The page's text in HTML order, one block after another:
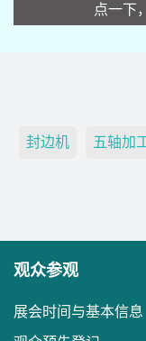
点一下
封边机 五轴加
观众参观
展会时间与基本信息